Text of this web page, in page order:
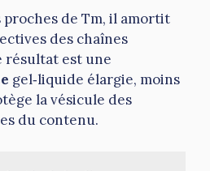
de Tm, il amortit
des chaînes
résultat est une
gel‑liquide élargie, moins
la vésicule des
du contenu.